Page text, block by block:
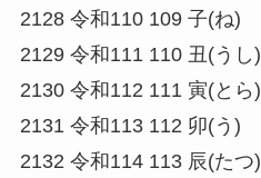
2128 令和110 109 子(ね)
2129 令和111 110 丑(うし)
2130 令和112 111 寅(とら)
2131 令和113 112 卯(う)
2132 令和114 113 辰(たつ)